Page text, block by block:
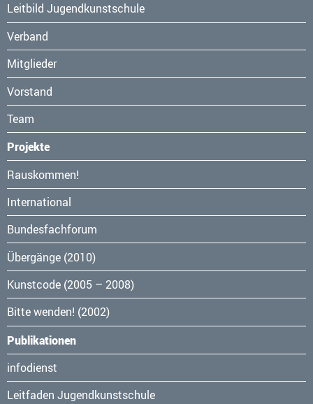
Leitbild Jugendkunstschule
Verband
Mitglieder
Vorstand
Team
Projekte
Navigation
überspringen
Rauskommen!
International
Bundesfachforum
Übergänge (2010)
Kunstcode (2005 – 2008)
Bitte wenden! (2002)
Publikationen
Navigation
überspringen
infodienst
Leitfaden Jugendkunstschule